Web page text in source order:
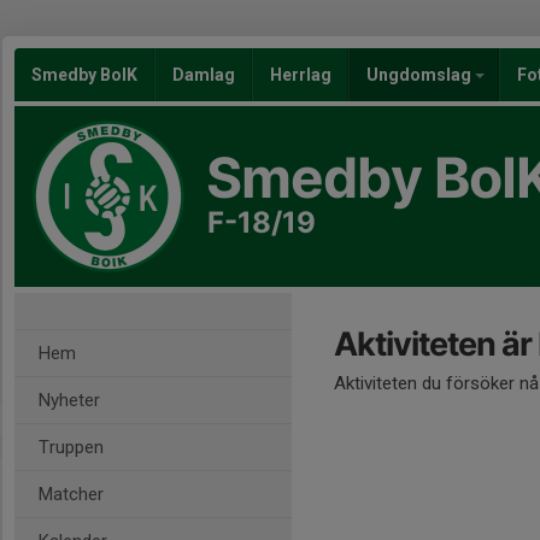
Smedby BoIK Damlag Herrlag Ungdomslag
Smedby
F-18/19
Hem
Nyheter
Truppen
Matcher
Aktiviteten
Aktiviteten du försöker